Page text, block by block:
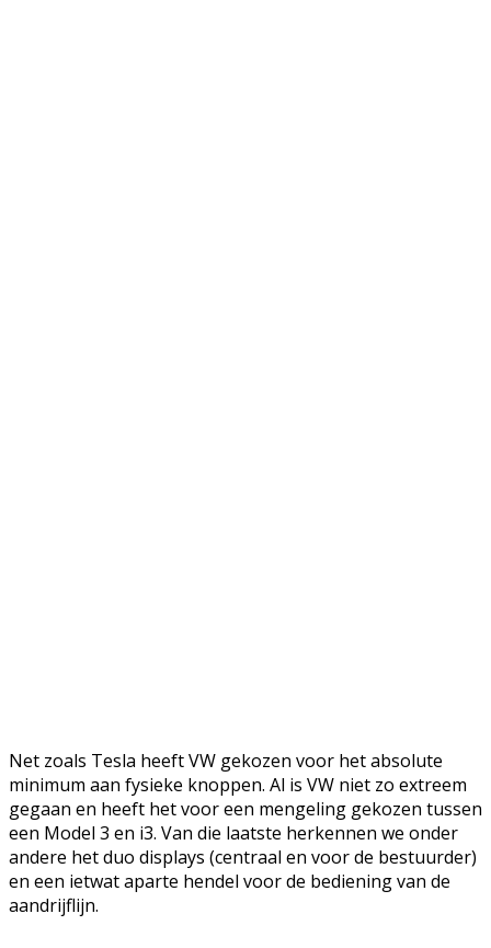
Net zoals Tesla heeft VW gekozen voor het absolute
minimum aan fysieke knoppen. Al is VW niet zo extreem
gegaan en heeft het voor een mengeling gekozen tussen
een Model 3 en i3. Van die laatste herkennen we onder
andere het duo displays (centraal en voor de bestuurder)
en een ietwat aparte hendel voor de bediening van de
aandrijflijn.